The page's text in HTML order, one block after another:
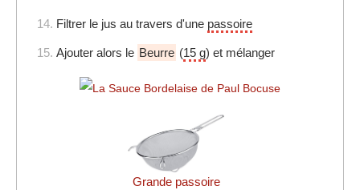
14. Filtrer le jus au travers d'une passoire
15. Ajouter alors le Beurre (15 g) et mélanger
Grande passoire